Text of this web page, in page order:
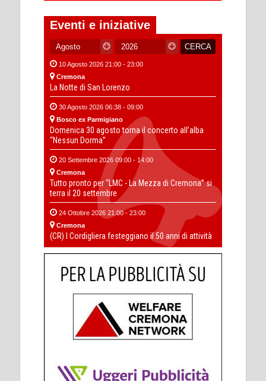
Eventi e iniziative
10 Agosto 2026 21:00 - 23:00
Cremona
La Notte di San Lorenzo
30 Agosto 2026 06:38 - 09:00
Bosco ex Parmigiano
Domenica 30 agosto torna il concerto all’alba
“Nessun Dorma”
20 Settembre 2026 09:00 - 14:00
Cremona
Tutto pronto per “LMC - La Mezza di Cremona” si
terra il 20 settembre
24 Ottobre 2026 21:00 - 23:00
Cremona
(CR) I Cordigliera festeggiano il 50 anni di attività